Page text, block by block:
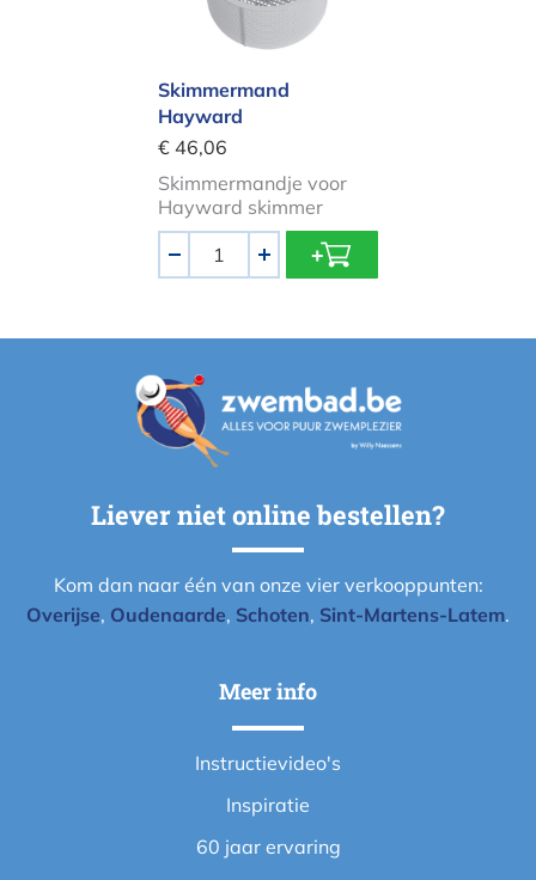
Skimmermand
Hayward
€ 46,06
Skimmermandje voor
Hayward skimmer
+
Liever niet online bestellen?
Kom dan naar één van onze vier verkooppunten:
Overijse, Oudenaarde, Schoten, Sint-Martens-Latem.
Meer info
Instructievideo's
Inspiratie
60 jaar ervaring